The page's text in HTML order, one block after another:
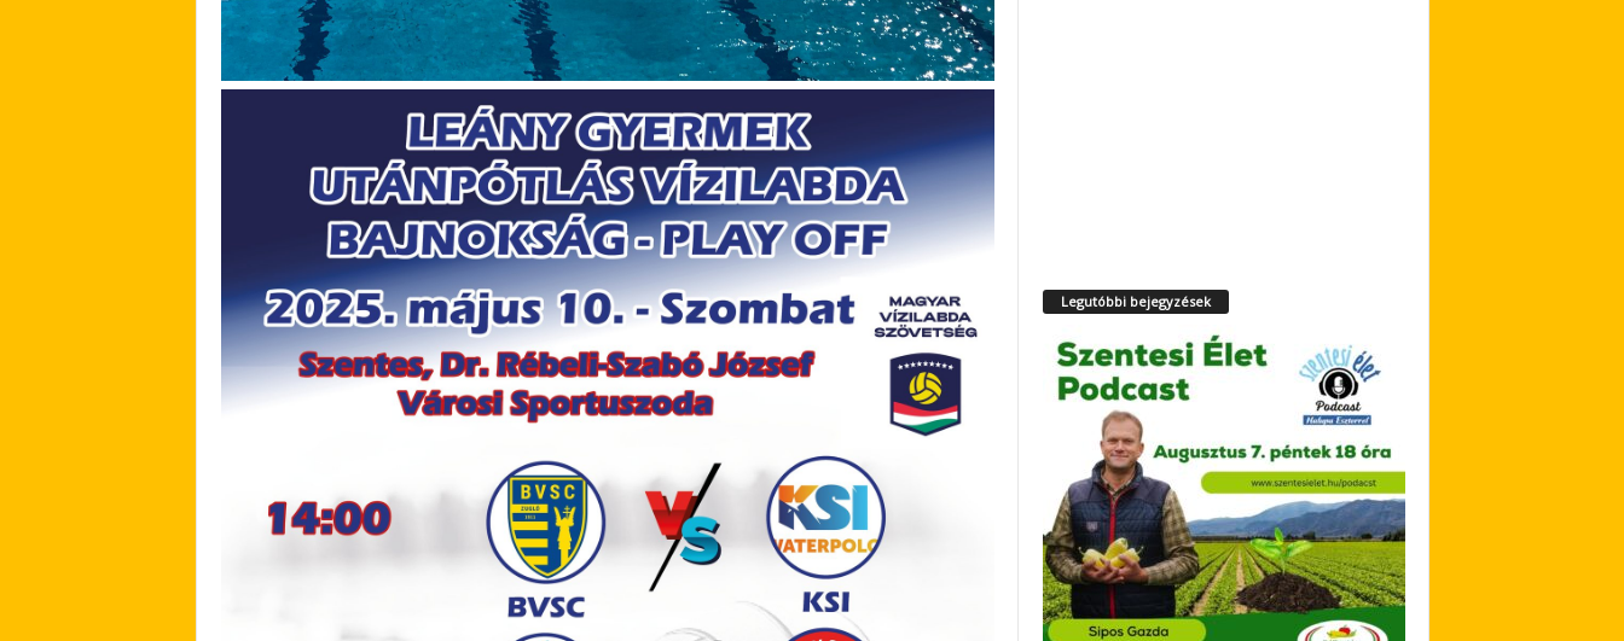
Legutóbbi bejegyzések